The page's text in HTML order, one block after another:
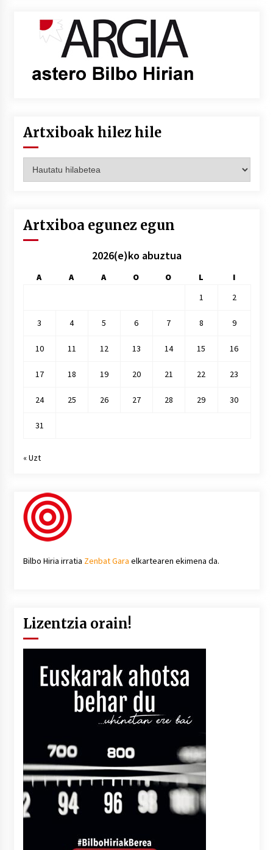
Artxiboak hilez hile
hilez
Artxiboa egunez egun
2026(e)ko abuztua
A A A O O L
I
1
2
3 4 5 6 7 8 9
10 11 12 13 14 15 16
17 18 19 20 21 22 23
24 25 26 27 28 29 30
31
« Uzt
Bilbo Hiria irratia Zenbat Gara elkartearen ekimena da.
Lizentzia orain!